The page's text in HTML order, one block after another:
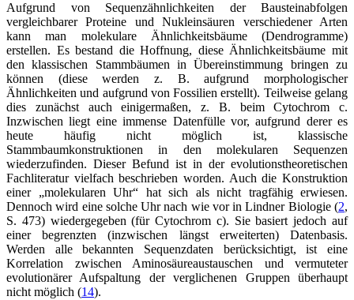
Aufgrund von Sequenzähnlichkeiten der Bausteinabfolgen
vergleichbarer Proteine und Nukleinsäuren verschiedener Arten
kann man molekulare Ähnlichkeitsbäume (Dendrogramme)
erstellen. Es bestand die Hoffnung, diese Ähnlichkeitsbäume mit
den klassischen Stammbäumen in Übereinstimmung bringen zu
können (diese werden z. B. aufgrund morphologischer
Ähnlichkeiten und aufgrund von Fossilien erstellt). Teilweise gelang
dies zunächst auch einigermaßen, z. B. beim Cytochrom c.
Inzwischen liegt eine immense Datenfülle vor, aufgrund derer es
heute häufig nicht möglich ist, klassische
Stammbaumkonstruktionen in den molekularen Sequenzen
wiederzufinden. Dieser Befund ist in der evolutionstheoretischen
Fachliteratur vielfach beschrieben worden. Auch die Konstruktion
einer „molekularen Uhr“ hat sich als nicht tragfähig erwiesen.
Dennoch wird eine solche Uhr nach wie vor in Lindner Biologie (2,
S. 473) wiedergegeben (für Cytochrom c). Sie basiert jedoch auf
einer begrenzten (inzwischen längst erweiterten) Datenbasis.
Werden alle bekannten Sequenzdaten berücksichtigt, ist eine
Korrelation zwischen Aminosäureaustauschen und vermuteter
evolutionärer Aufspaltung der verglichenen Gruppen überhaupt
nicht möglich (14).